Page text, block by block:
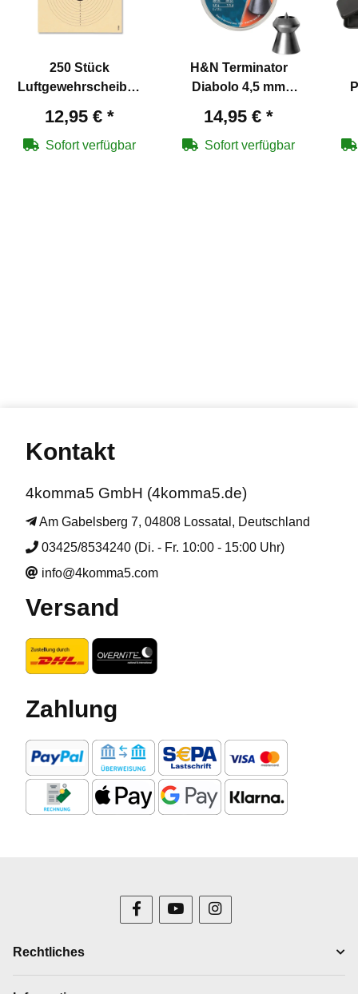
250 Stück
Luftgewehrscheiben
12,95 € *
Sofort verfügbar
H&N Terminator
Diabolo 4,5 mm
14,95 € *
Sofort verfügbar
Kontakt
4komma5 GmbH (4komma5.de)
Am Gabelsberg 7, 04808 Lossatal, Deutschland
03425/8534240 (Di. - Fr. 10:00 - 15:00 Uhr)
info@4komma5.com
Versand
Zahlung
Rechtliches